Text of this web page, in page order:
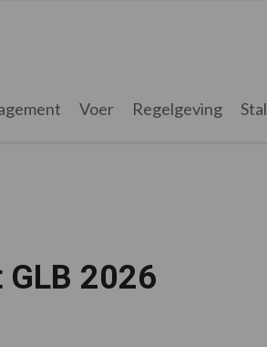
Voer Regelgeving Stal
2026